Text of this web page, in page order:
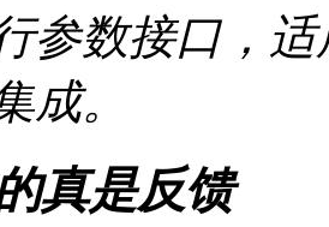
参数接口，
成。
真是反馈